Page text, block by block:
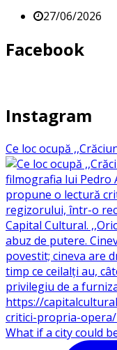
27/06/2026
Facebook
Instagram
Ce loc ocupă
What if a city could